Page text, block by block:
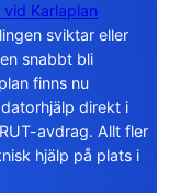
Karlaplan
sviktar eller
snabbt bli
finns nu
direkt i
avdrag. Allt fler
hjälp på plats i